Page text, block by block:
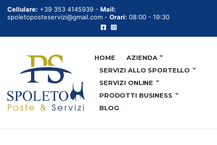
Cellulare: +39 353 4145939 - Mail:
spoletoposteservizi@gmail.com - Orari: 08:00 - 19:30
HOME
AZIENDA
SERVIZI ALLO SPORTELLO
SERVIZI ONLINE
PRODOTTI BUSINESS
BLOG